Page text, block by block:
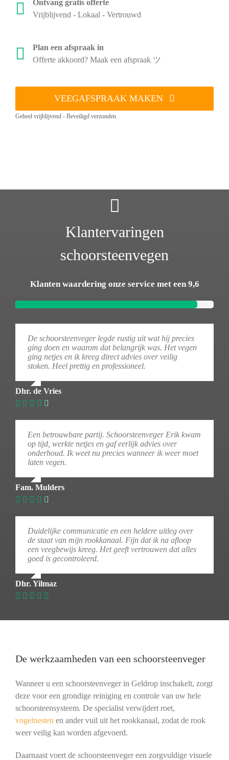
Ontvang gratis offerte
Vrijblijvend - Lokaal - Vertrouwd
Plan een afspraak in
Offerte akkoord? Maak een afspraak ツ
VEEGAFSPRAAK MAKEN
Geheel vrijblijvend - Beveiligd verzonden
Klantervaringen
schoorsteenvegen
Klanten waardering onze service met een 9,6
De schoorsteenveger legde rustig uit wat hij precies
ging doen en waarom dat belangrijk was. Het vegen
ging netjes en ik kreeg direct advies over veilig
stoken. Heel prettig en professioneel.
Dhr. de Vries
Een betrouwbare partij. Schoorsteenveger Erik kwam
op tijd, werkte netjes en gaf eerlijk advies over
onderhoud. Ik weet nu precies wanneer ik weer moet
laten vegen.
Fam. Mulders
Duidelijke communicatie en een heldere uitleg over
de staat van mijn rookkanaal. Fijn dat ik na afloop
een veegbewijs kreeg. Het geeft vertrouwen dat alles
goed is gecontroleerd.
Dhr. Yilmaz
De werkzaamheden van een schoorsteenveger
Wanneer u een schoorsteenveger in Geldrop inschakelt, zorgt
deze voor een grondige reiniging en controle van uw hele
schoorsteensysteem. De specialist verwijdert roet,
vogelnesten en ander vuil uit het rookkanaal, zodat de rook
weer veilig kan worden afgevoerd.
Daarnaast voert de schoorsteenveger een zorgvuldige visuele